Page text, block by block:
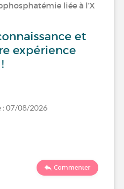
liée à l’X
et
expérience
: 07/08/2026
Commenter